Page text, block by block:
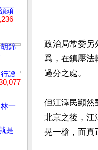
頭
錦
證
一
是
政治局常委另
爲，在鎮壓法
過分之處。
但江澤民顯然
北京之後，江
晃一槍，而真